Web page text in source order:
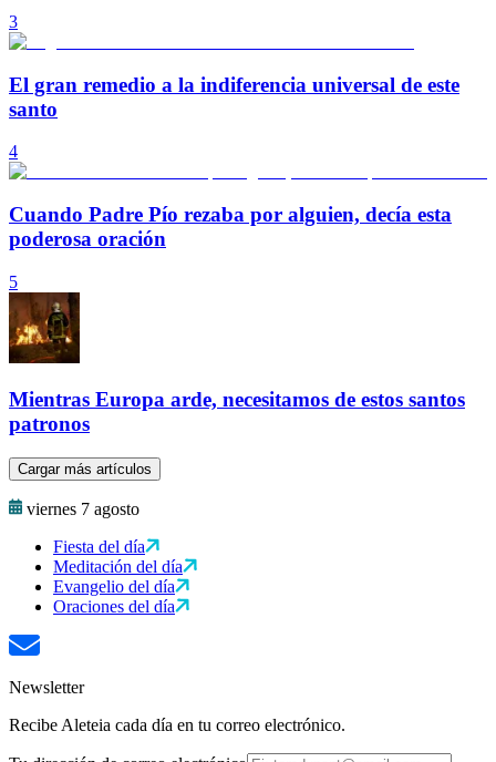
3
El gran remedio a la indiferencia universal de este
santo
4
Cuando Padre Pío rezaba por alguien, decía esta
poderosa oración
5
Mientras Europa arde, necesitamos de estos santos
patronos
Cargar más artículos
viernes 7 agosto
Fiesta del día
Meditación del día
Evangelio del día
Oraciones del día
Newsletter
Recibe Aleteia cada día en tu correo electrónico.